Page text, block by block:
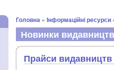
Головна » Інформаційні ресурси
Новинки видавництв
Прайси видавництв